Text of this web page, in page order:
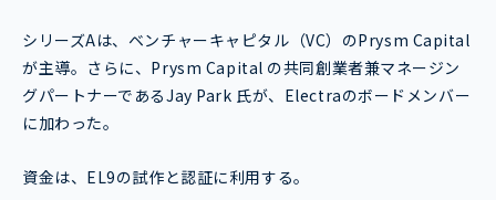
シリーズAは、ベンチャーキャピタル（VC）のPrysm Capital
が主導。さらに、Prysm Capital の共同創業者兼マネージン
グパートナーであるJay Park 氏が、Electraのボードメンバー
に加わった。
資金は、EL9の試作と認証に利用する。